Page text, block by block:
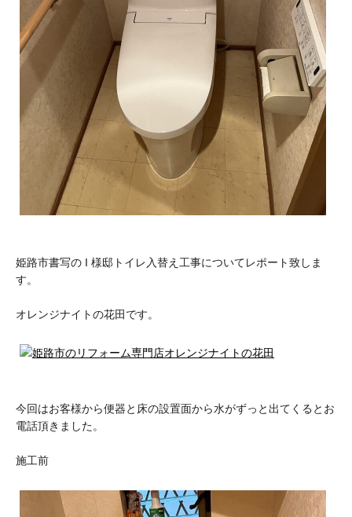
姫路市書写の I 様邸トイレ入替え工事についてレポート致しま
す。
オレンジナイトの花田です。
今回はお客様から便器と床の設置面から水がずっと出てくるとお
電話頂きました。
施工前